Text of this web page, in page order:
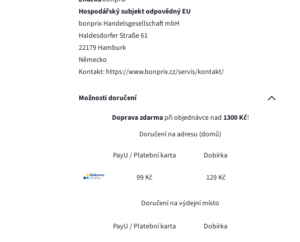
Hospodářský subjekt odpovědný EU
bonprix Handelsgesellschaft mbH
Haldesdorfer Straße 61
22179 Hamburk
Německo
Kontakt: https://www.bonprix.cz/servis/kontakt/
Možnosti doručení
Doprava zdarmapři objednávce nad 1300 Kč!
Doručení na adresu (domů)
PayU / Platební karta Dobírka
99 Kč 129 Kč
Doručení na výdejní místo
PayU / Platební karta Dobírka